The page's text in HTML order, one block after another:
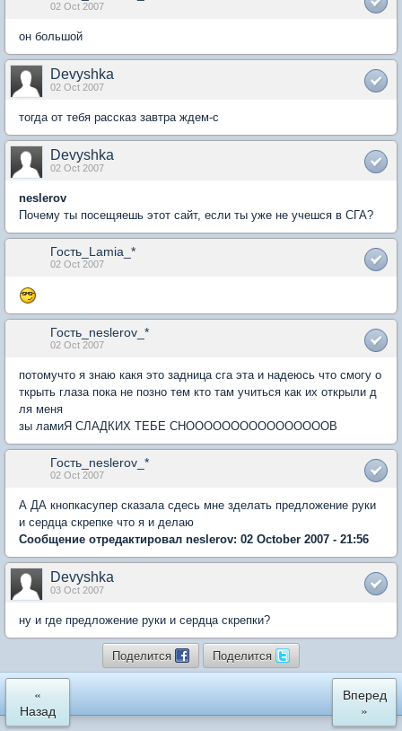
02 Oct 2007
он большой
Devyshka
02 Oct 2007
тогда от тебя рассказ завтра ждем-с
Devyshka
02 Oct 2007
neslerov
Почему ты посещяешь этот сайт, если ты уже не учешся в СГА?
Гость_Lamia_*
02 Oct 2007
Гость_neslerov_*
02 Oct 2007
потомучто я знаю какя это задница сга эта и надеюсь что смогу о
ткрыть глаза пока не позно тем кто там учиться как их открыли д
ля меня
зы ламиЯ СЛАДКИХ ТЕБЕ СНООООООООООООООООВ
Гость_neslerov_*
02 Oct 2007
А ДА кнопкасупер сказала сдесь мне зделать предложение руки
и сердца скрепке что я и делаю
Сообщение отредактировал neslerov: 02 October 2007 - 21:56
Devyshka
03 Oct 2007
ну и где предложение руки и сердца скрепки?
Поделится Поделится
«
Назад
Вперед
»